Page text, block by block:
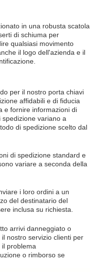
in una robusta scatola
di schiuma per
qualsiasi movimento
il logo dell'azienda e il
per il nostro porta chiavi
affidabili e di fiducia
e fornire informazioni di
variano a
di spedizione scelto dal
di spedizione standard e
variare a seconda della
i loro ordini a un
del destinatario del
inclusa su richiesta.
arrivi danneggiato o
nostro servizio clienti per
problema
o rimborso se